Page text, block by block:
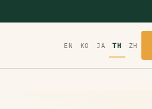
EN KO JA TH ZH